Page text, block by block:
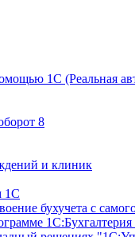
1С (Реальная
8
и клиник
1С
бухучета с